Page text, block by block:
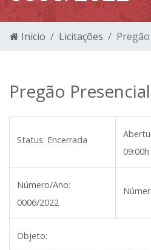
Início Licitações
Pregão
Status: Encerrada
09:00h
Número/Ano:
0006/2022
Objeto: